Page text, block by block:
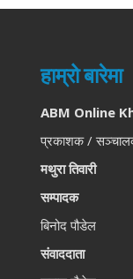
हाम्रो बारेमा
ABM Online
प्रकाशक /
मथुरा तिवारी
सम्पादक
बिनोद पौडेल
संवाददाता